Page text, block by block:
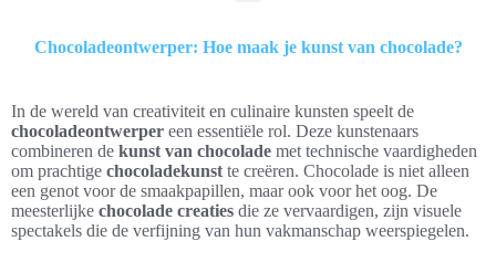
Chocoladeontwerper: Hoe maak je kunst van chocolade?
In de wereld van creativiteit en culinaire kunsten speelt de
chocoladeontwerper een essentiële rol. Deze kunstenaars
combineren de kunst van chocolade met technische vaardigheden
om prachtige chocoladekunst te creëren. Chocolade is niet alleen
een genot voor de smaakpapillen, maar ook voor het oog. De
meesterlijke chocolade creaties die ze vervaardigen, zijn visuele
spectakels die de verfijning van hun vakmanschap weerspiegelen.